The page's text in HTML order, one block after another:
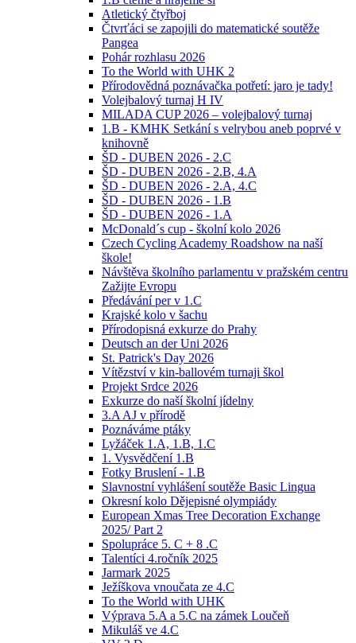
Atletický čtyřboj
Čtvrťáci se zapojili do matematické soutěže
Pangea
Pohár rozhlasu 2026
To the World with UHK 2
Přírodovědná poznávačka potřetí: jaro je tady!
Volejbalový turnaj H IV
MILADA CUP 2026 – volejbalový turnaj
1.B - KMHK Setkání s velrybou aneb poprvé v
knihovně
ŠD - DUBEN 2026 - 2.C
ŠD - DUBEN 2026 - 2.B, 4.A
ŠD - DUBEN 2026 - 2.A, 4.C
ŠD - DUBEN 2026 - 1.B
ŠD - DUBEN 2026 - 1.A
McDonald´s cup - školní kolo 2026
Czech Cycling Academy Roadshow na naší
škole!
Návštěva školního parlamentu v pražském centru
Zažijte Evropu
Předávání per v 1.C
Krajské kolo v šachu
Přírodopisná exkurze do Prahy
Deutsch an der Uni 2026
St. Patrick's Day 2026
Vítězství v kin-ballovém turnaji škol
Projekt Srdce 2026
Exkurze do naší školní jídelny
3.A AJ v přírodě
Poznáváme ptáky
Lyžáček 1.A, 1.B, 1.C
1. Vysvědčení 1.B
Fotky Bruslení - 1.B
Slavnostní vyhlášení soutěže Basic Lingua
Okresní kolo Dějepisné olympiády
European Xmas Tree Decoration Exchange
2025/ Part 2
Spolupráce 5. C + 8 .C
Talentíci 4.ročník 2025
Jarmark 2025
Ježíškova vnoučata ze 4.C
To the World with UHK
Výprava 5.A a 5.C na zámek Loučeň
Mikuláš ve 4.C